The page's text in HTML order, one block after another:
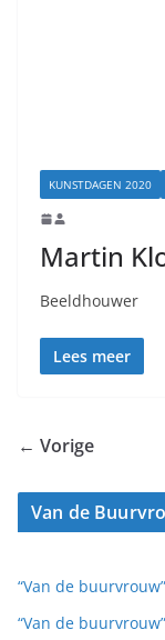
KUNSTDAGEN 2020
Martin
Beeldhouwer
Lees meer
← Vorige
Van de
“Van de
“Van de